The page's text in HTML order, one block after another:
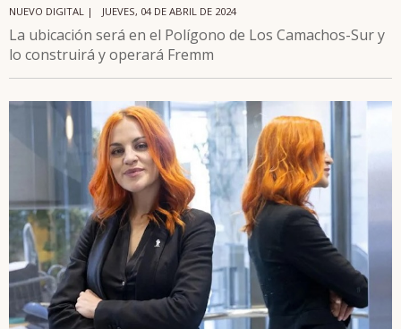
NUEVO DIGITAL | JUEVES, 04 DE ABRIL DE 2024
La ubicación será en el Polígono de Los Camachos-Sur y
lo construirá y operará Fremm